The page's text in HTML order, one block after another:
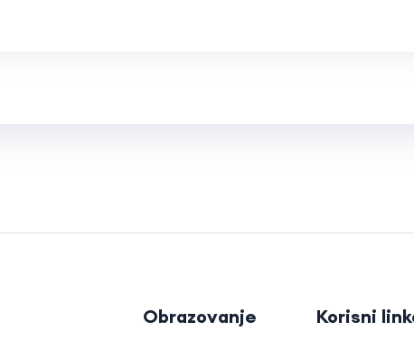
Obrazovanje Korisni